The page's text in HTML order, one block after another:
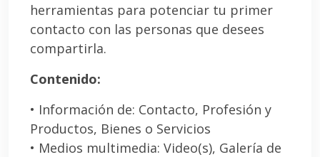
herramientas para potenciar tu primer
contacto con las personas que desees
compartirla.
Contenido:
• Información de: Contacto, Profesión y
Productos, Bienes o Servicios
• Medios multimedia: Video(s), Galería de